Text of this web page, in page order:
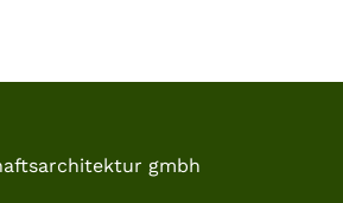
gmbh